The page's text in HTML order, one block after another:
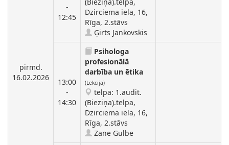
pirmd.
16.02.2026
-
12:45
Dzirciema iela, 16,
Rīga, 2.stāvs
Ģirts Jankovskis
13:00
-
14:30
Psihologa
profesionālā
darbība un ētika
(Lekcija)
telpa: 1.audit.
(Bieziņa).telpa,
Dzirciema iela, 16,
Rīga, 2.stāvs
Zane Gulbe